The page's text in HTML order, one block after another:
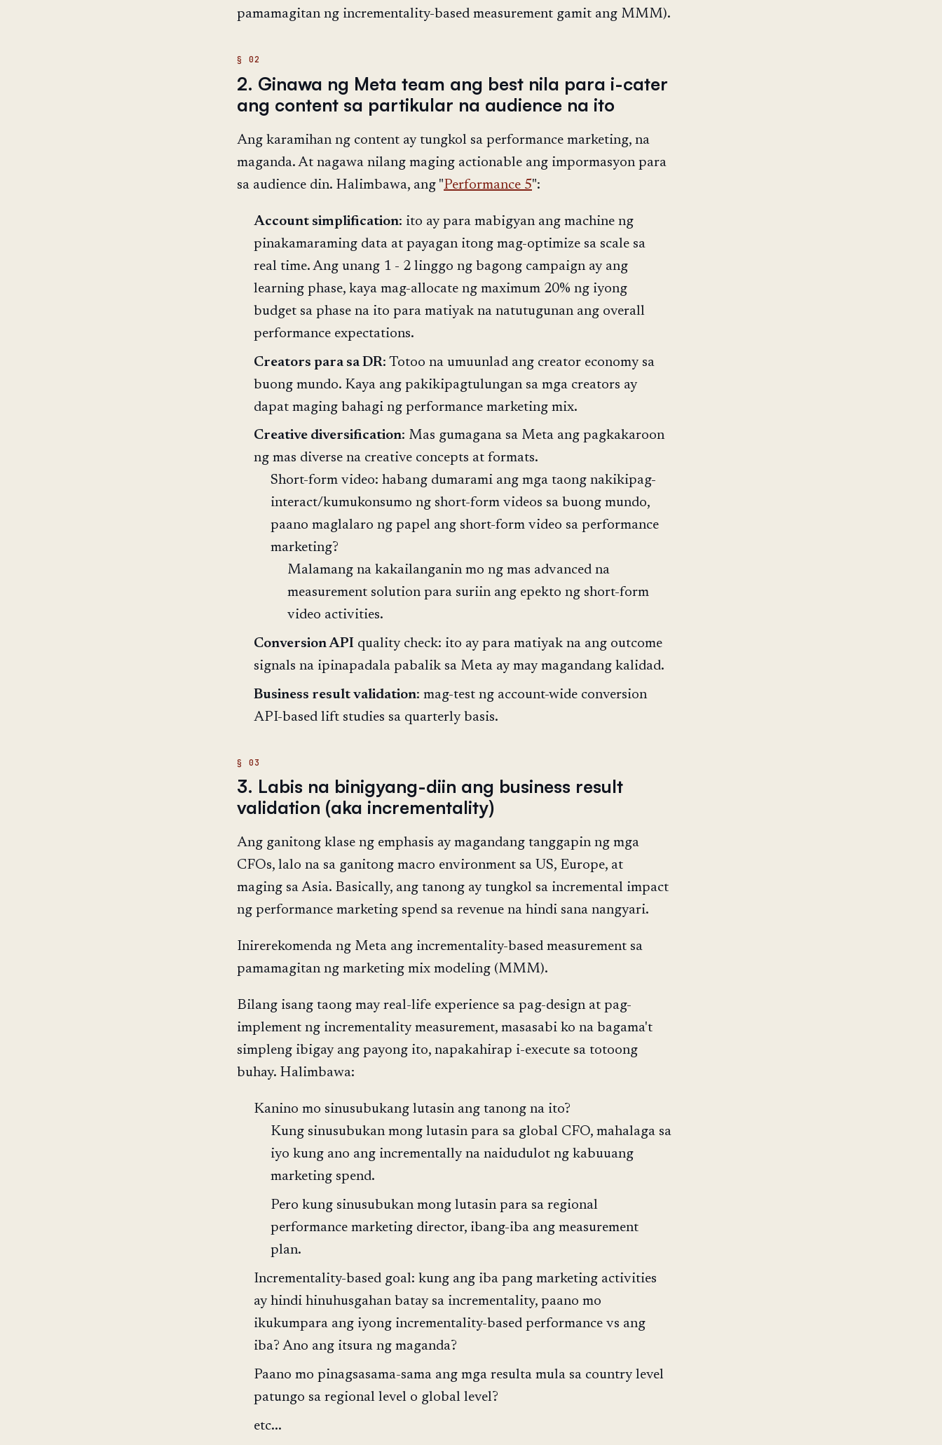
pamamagitan ng incrementality-based measurement gamit ang MMM).
2. Ginawa ng Meta team ang best nila para i-cater
ang content sa partikular na audience na ito
Ang karamihan ng content ay tungkol sa performance marketing, na
maganda. At nagawa nilang maging actionable ang impormasyon para
sa audience din. Halimbawa, ang "Performance 5":
Account simplification: ito ay para mabigyan ang machine ng
pinakamaraming data at payagan itong mag-optimize sa scale sa
real time. Ang unang 1 - 2 linggo ng bagong campaign ay ang
learning phase, kaya mag-allocate ng maximum 20% ng iyong
budget sa phase na ito para matiyak na natutugunan ang overall
performance expectations.
Creators para sa DR: Totoo na umuunlad ang creator economy sa
buong mundo. Kaya ang pakikipagtulungan sa mga creators ay
dapat maging bahagi ng performance marketing mix.
Creative diversification: Mas gumagana sa Meta ang pagkakaroon
ng mas diverse na creative concepts at formats.
Short-form video: habang dumarami ang mga taong nakikipag-
interact/kumukonsumo ng short-form videos sa buong mundo,
paano maglalaro ng papel ang short-form video sa performance
marketing?
Malamang na kakailanganin mo ng mas advanced na
measurement solution para suriin ang epekto ng short-form
video activities.
Conversion API quality check: ito ay para matiyak na ang outcome
signals na ipinapadala pabalik sa Meta ay may magandang kalidad.
Business result validation: mag-test ng account-wide conversion
API-based lift studies sa quarterly basis.
3. Labis na binigyang-diin ang business result
validation (aka incrementality)
Ang ganitong klase ng emphasis ay magandang tanggapin ng mga
CFOs, lalo na sa ganitong macro environment sa US, Europe, at
maging sa Asia. Basically, ang tanong ay tungkol sa incremental impact
ng performance marketing spend sa revenue na hindi sana nangyari.
Inirerekomenda ng Meta ang incrementality-based measurement sa
pamamagitan ng marketing mix modeling (MMM).
Bilang isang taong may real-life experience sa pag-design at pag-
implement ng incrementality measurement, masasabi ko na bagama't
simpleng ibigay ang payong ito, napakahirap i-execute sa totoong
buhay. Halimbawa:
Kanino mo sinusubukang lutasin ang tanong na ito?
Kung sinusubukan mong lutasin para sa global CFO, mahalaga sa
iyo kung ano ang incrementally na naidudulot ng kabuuang
marketing spend.
Pero kung sinusubukan mong lutasin para sa regional
performance marketing director, ibang-iba ang measurement
plan.
Incrementality-based goal: kung ang iba pang marketing activities
ay hindi hinuhusgahan batay sa incrementality, paano mo
ikukumpara ang iyong incrementality-based performance vs ang
iba? Ano ang itsura ng maganda?
Paano mo pinagsasama-sama ang mga resulta mula sa country level
patungo sa regional level o global level?
etc...